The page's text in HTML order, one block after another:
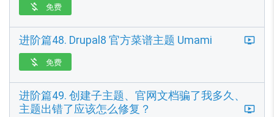
 免费
进阶篇48. Drupal8 官方菜谱主题 Umami
 免费
进阶篇49. 创建子主题、官网文档骗了我多久、
主题出错了应该怎么修复？